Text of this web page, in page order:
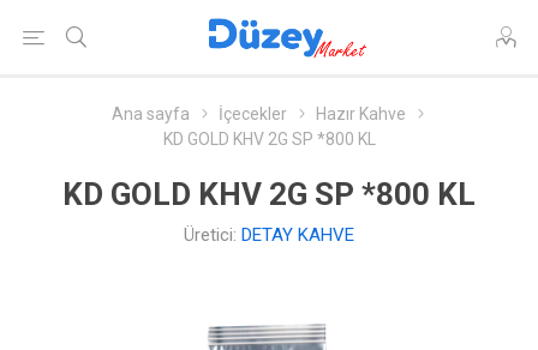
Ana sayfa İçecekler
Hazır Kahve
KD GOLD KHV 2G SP *800 KL
KD GOLD KHV 2G SP *800 KL
Üretici: DETAY KAHVE